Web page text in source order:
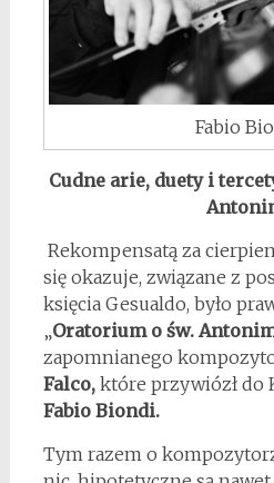
Fabio
Cudne arie, duety i
Rekompensatą za
się okazuje, związane z
księcia Gesualdo, było
„Oratorium o św.
zapomnianego
Falco, które przywiózł do
Fabio Biondi.
Tym razem o